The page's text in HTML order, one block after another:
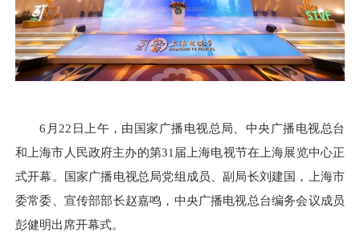
6月22日上午，由国家广播电视总局、中央广播电视总台
和上海市人民政府主办的第31届上海电视节在上海展览中心正
式开幕。国家广播电视总局党组成员、副局长刘建国，上海市
委常委、宣传部部长赵嘉鸣，中央广播电视总台编务会议成员
彭健明出席开幕式。